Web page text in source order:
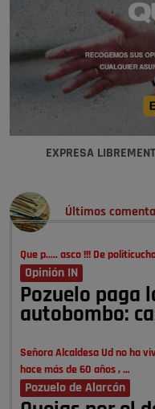
EXPRESA
Últimos
Que p..... asco !!! De
Opinión IN
Pozuelo paga
autobombo:
Señora Alcaldesa Ud no ha
hace más de 60 años , …
Pozuelo de Alarcón